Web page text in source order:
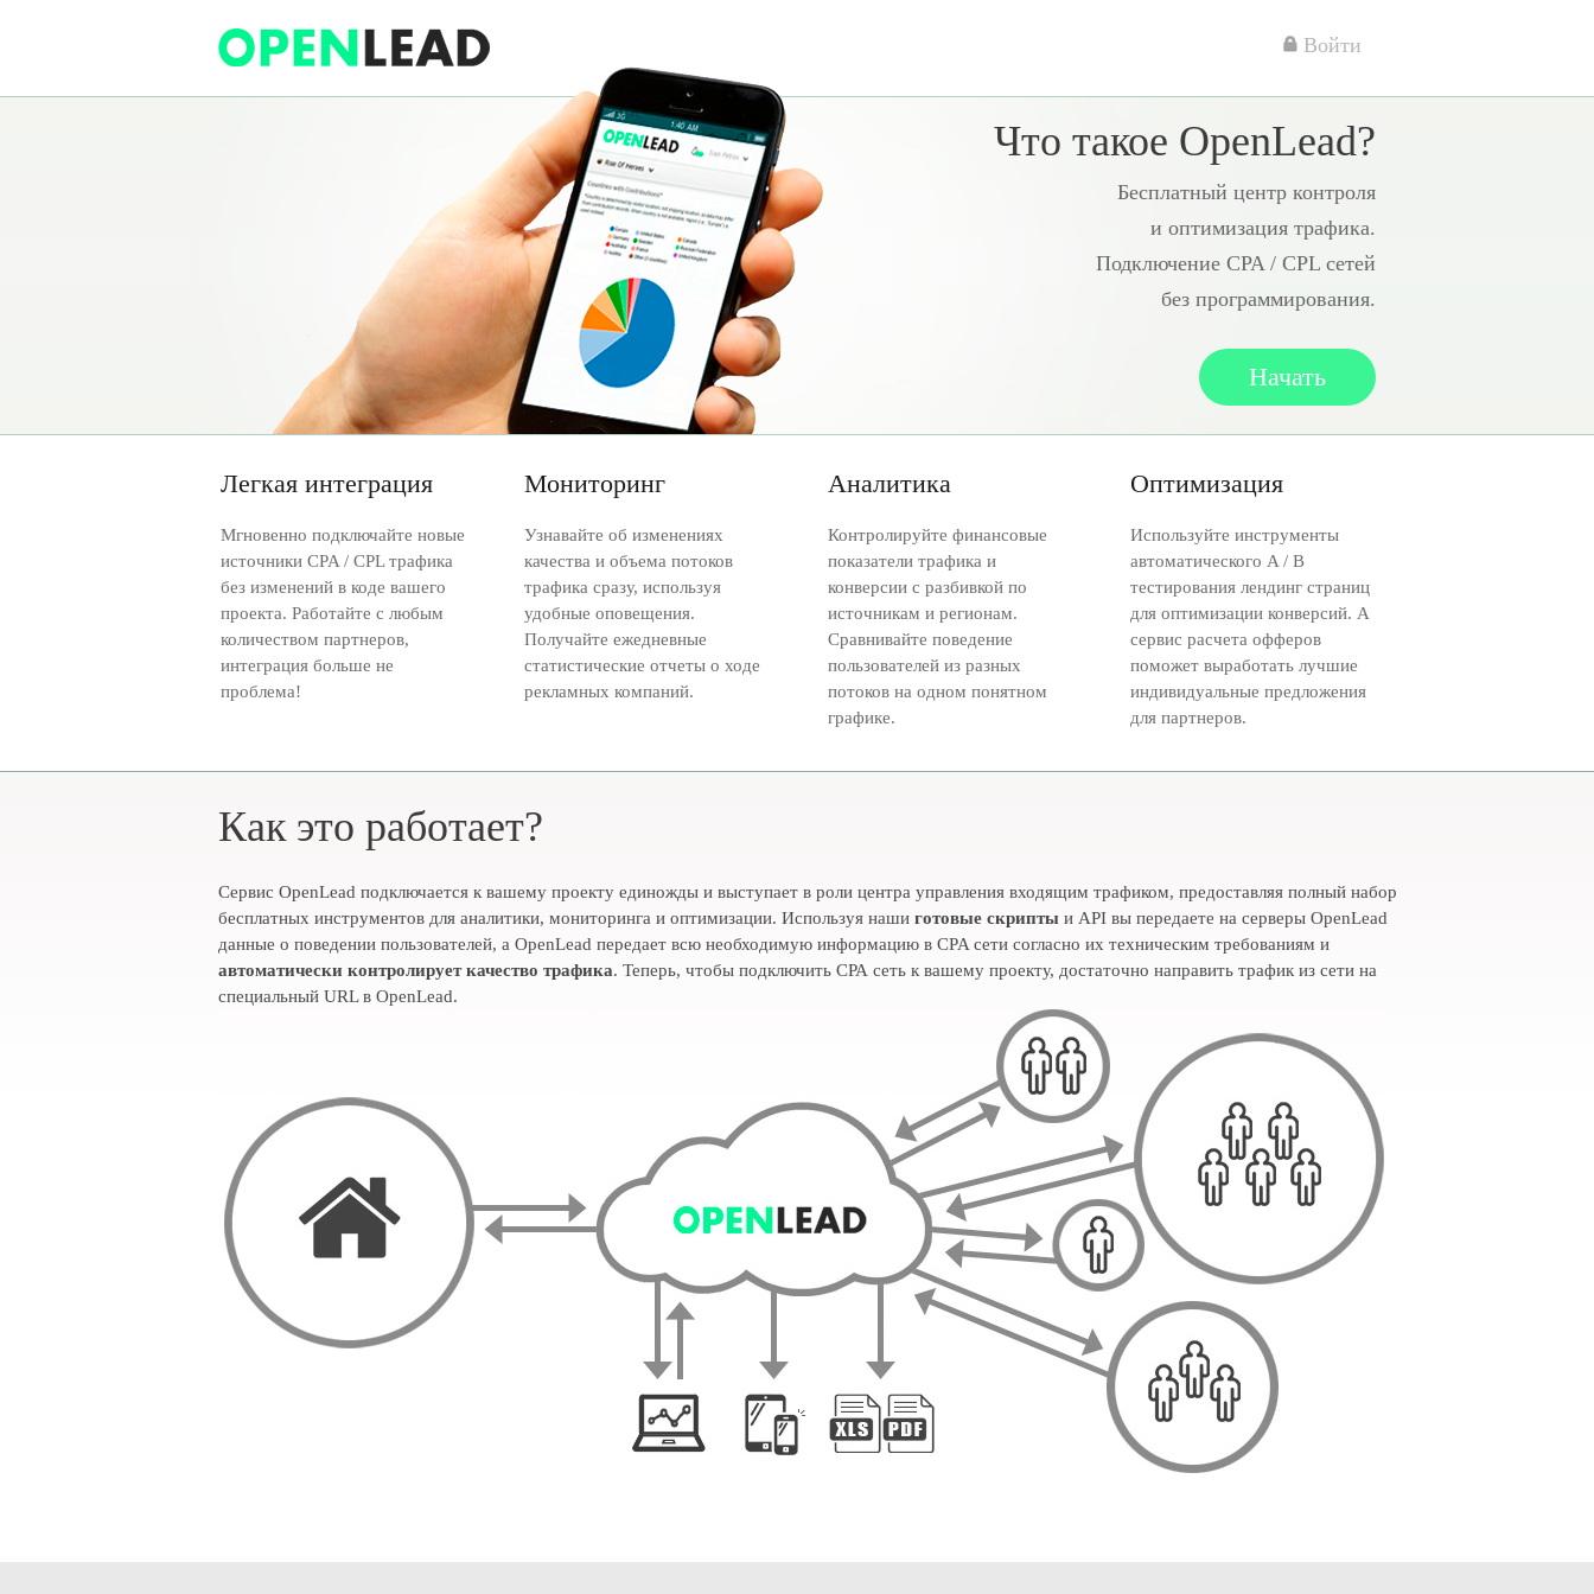
Войти
Что такое OpenLead?
Бесплатный центр контроля
и оптимизация трафика.
Подключение CPA / CPL сетей
без программирования.
Начать
Легкая интеграция
Мгновенно подключайте новые
источники CPA / CPL трафика
без изменений в коде вашего
проекта. Работайте с любым
количеством партнеров,
интеграция больше не
проблема!
Мониторинг
Узнавайте об изменениях
качества и объема потоков
трафика сразу, используя
удобные оповещения.
Получайте ежедневные
статистические отчеты о ходе
рекламных компаний.
Аналитика
Контролируйте финансовые
показатели трафика и
конверсии с разбивкой по
источникам и регионам.
Сравнивайте поведение
пользователей из разных
потоков на одном понятном
графике.
Оптимизация
Используйте инструменты
автоматического A / B
тестирования лендинг страниц
для оптимизации конверсий. А
сервис расчета офферов
поможет выработать лучшие
индивидуальные предложения
для партнеров.
Как это работает?
Сервис OpenLead подключается к вашему проекту единожды и выступает в роли центра управления входящим трафиком, предоставляя полный набор
бесплатных инструментов для аналитики, мониторинга и оптимизации. Используя наши готовые скрипты и API вы передаете на серверы OpenLead
данные о поведении пользователей, а OpenLead передает всю необходимую информацию в CPA сети согласно их техническим требованиям и
автоматически контролирует качество трафика. Теперь, чтобы подключить СРА сеть к вашему проекту, достаточно направить трафик из сети на
специальный URL в OpenLead.